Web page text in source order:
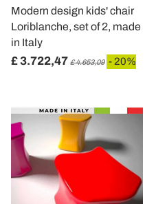
Modern design kids' chair
Loriblanche, set of 2, made
in Italy
£ 3.722,47 £ 4.653,09 - 20%